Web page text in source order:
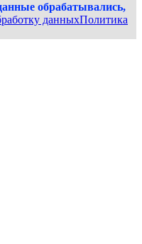
обрабатывались,
данныхПолитика